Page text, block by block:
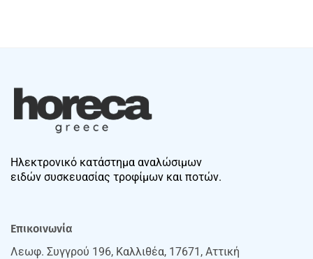
Ηλεκτρονικό κατάστημα αναλώσιμων
ειδών συσκευασίας τροφίμων και ποτών.
Επικοινωνία
Λεωφ. Συγγρού 196, Καλλιθέα, 17671, Αττική